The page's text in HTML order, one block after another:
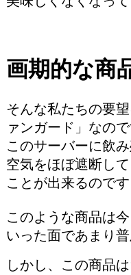
画期的な商
そんな私たちの要
ァンガード」なの
このサーバーに飲
空気をほぼ遮断し
ことが出来るので
このような商品は
いった面であまり
しかし、この商品